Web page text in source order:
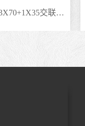
中业电缆YJV22 3X70+1X35交联聚乙烯绝缘电缆